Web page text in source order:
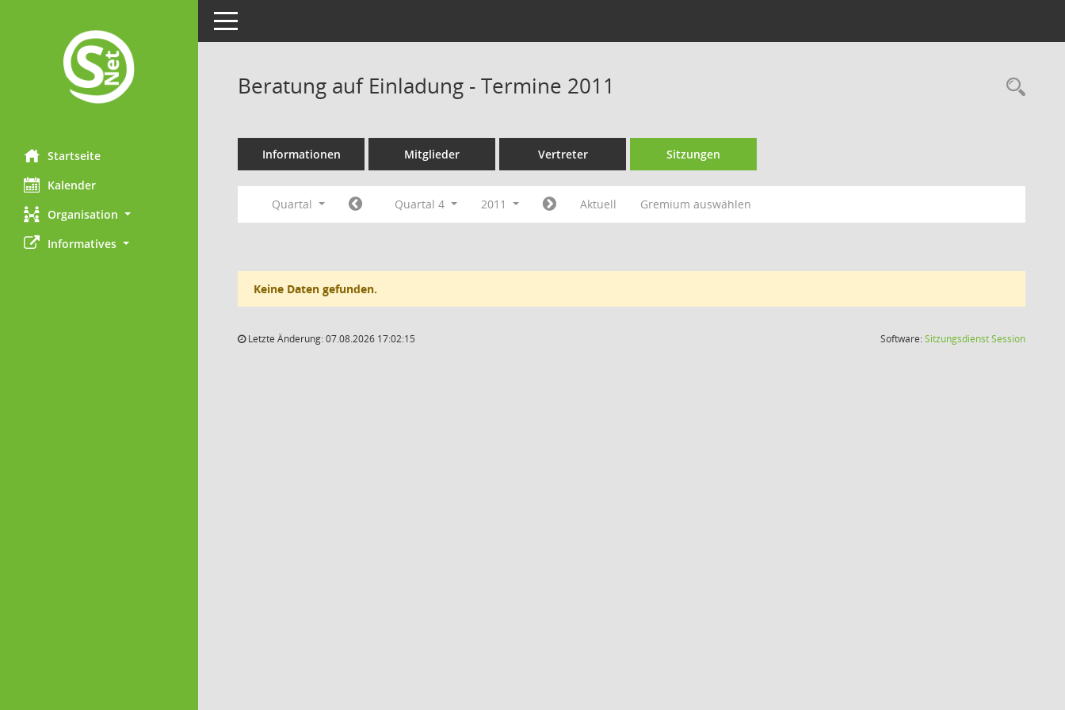
Startseite
Kalender
Organisation
Informatives
Toggle navigation
Beratung auf Einladung - Termine 2011
Informationen Mitglieder Vertreter Sitzungen
Quartal Quartal 4 2011 Aktuell Gremium auswählen
Keine Daten gefunden.
Letzte Änderung: 07.08.2026 17:02:15 Software:SitzungsdienstSession(Wird in